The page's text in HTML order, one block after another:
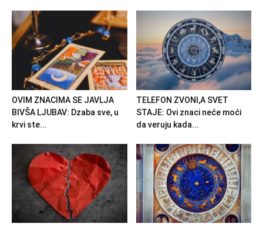
OVIM ZNACIMA SE JAVLJA
BIVŠA LJUBAV: Dzaba sve, u
krvi ste...
TELEFON ZVONI,A SVET
STAJE: Ovi znaci neće moći
da veruju kada...